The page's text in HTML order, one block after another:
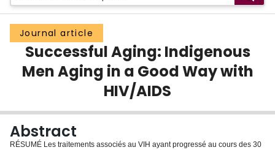
Groups
Scholarly Works
About
Login
Journal article
Successful Aging: Indigenous
Men Aging in a Good Way with
HIV/AIDS
Abstract
RÉSUMÉ Les traitements associés au VIH ayant progressé au cours des 30